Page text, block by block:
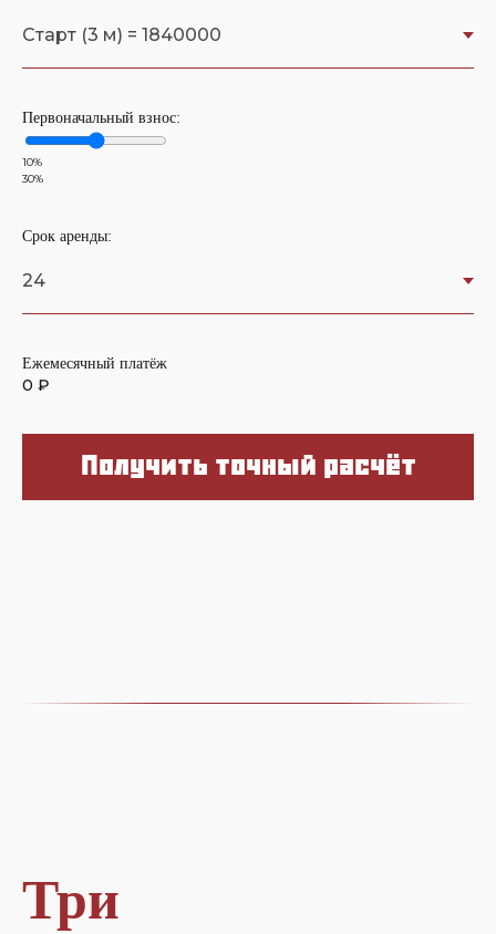
Первоначальный взнос:
10%
30%
Срок аренды:
Ежемесячный платёж
0 ₽
Получить точный расчёт
Три